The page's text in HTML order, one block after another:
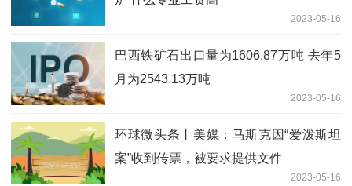
2023-05-16
巴西铁矿石出口量为1606.87万吨 去年5
月为2543.13万吨
2023-05-16
环球微头条丨美媒：马斯克因“爱泼斯坦
案”收到传票，被要求提供文件
2023-05-16